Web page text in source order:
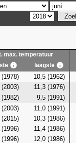
max. temperatuur
laagste
10,5 (1962)
11,3 (1976)
9,5 (1991)
11,0 (1991)
10,3 (1986)
11,4 (1986)
12,0 (1986)